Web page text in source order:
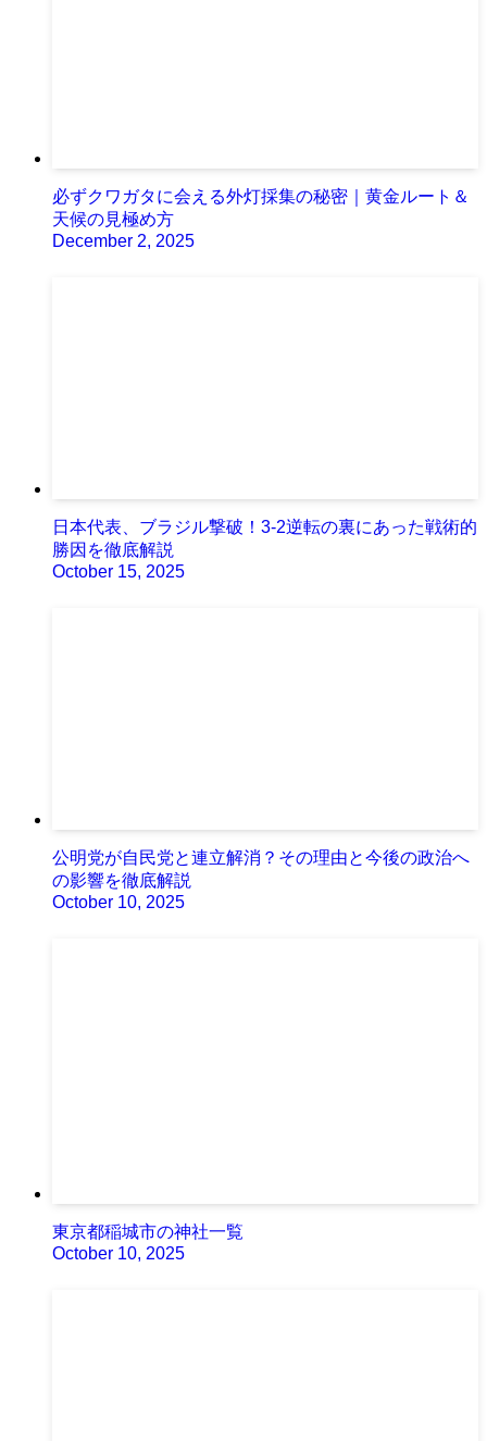
必ずクワガタに会える外灯採集の秘密｜黄金ルート＆
天候の見極め方
December 2, 2025
日本代表、ブラジル撃破！3-2逆転の裏にあった戦術的
勝因を徹底解説
October 15, 2025
公明党が自民党と連立解消？その理由と今後の政治へ
の影響を徹底解説
October 10, 2025
東京都稲城市の神社一覧
October 10, 2025